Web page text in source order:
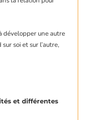
développer une autre
soi et sur l’autre,
et différentes